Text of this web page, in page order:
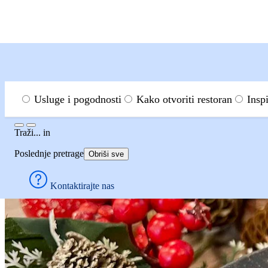
Menu
Traži
Traži... in
Poslednje pretrage Obriši sve
Kontaktirajte nas
Usluge i pogodnosti Kako otvoriti restoran